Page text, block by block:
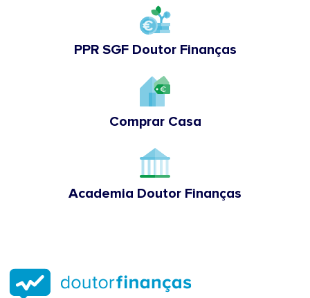
PPR SGF Doutor Finanças
Comprar Casa
Academia Doutor Finanças